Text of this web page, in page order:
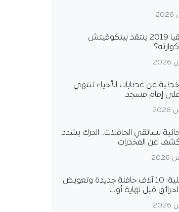
بطل إفريقيا 2019 ينتقد بيتكوفيتش
خطبة عن عصابات الأحياء تنتهي
على إمام مسجد
لسائقي الحافلات.. الدرك يشدد
عن المخدرات
وزارة الداخلية: 10 آلاف حافلة جديدة وتعويض
قبل نهاية أوت